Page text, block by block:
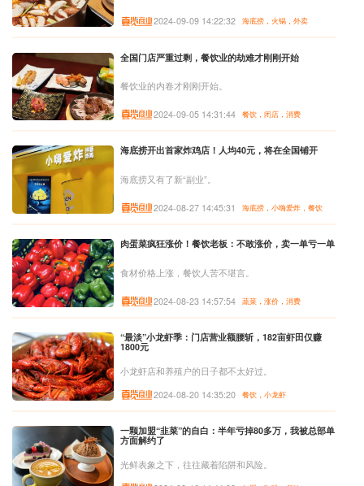
2024-09-09 14:22:32 海底捞，火锅，外卖
全国门店严重过剩，餐饮业的劫难才刚刚开始
餐饮业的内卷才刚刚开始。
2024-09-05 14:31:44 餐饮，闭店，消费
海底捞开出首家炸鸡店！人均40元，将在全国铺开
海底捞又有了新“副业”。
2024-08-27 14:45:31 海底捞，小嗨爱炸，餐饮
肉蛋菜疯狂涨价！餐饮老板：不敢涨价，卖一单亏一单
食材价格上涨，餐饮人苦不堪言。
2024-08-23 14:57:54 蔬菜，涨价，消费
“最淡”小龙虾季：门店营业额腰斩，182亩虾田仅赚
1800元
小龙虾店和养殖户的日子都不太好过。
2024-08-20 14:35:20
餐饮，小龙虾
一颗加盟“韭菜”的自白：半年亏掉80多万，我被总部单
方面解约了
光鲜表象之下，往往藏着陷阱和风险。